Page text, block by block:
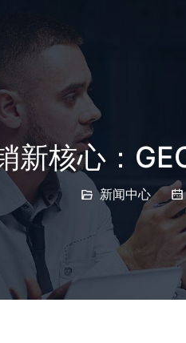
新核心：
新闻中心